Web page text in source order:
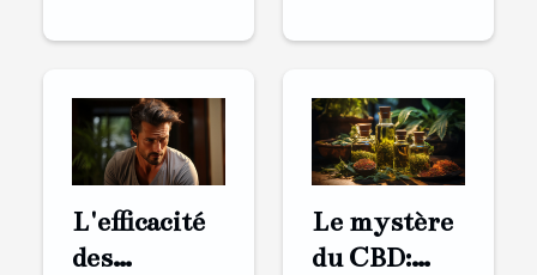
L'efficacité
des
Le mystère
du CBD: